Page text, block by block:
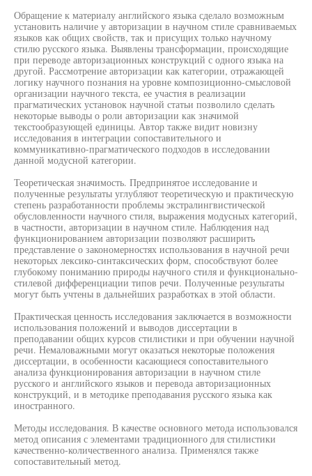
Обращение к материалу английского языка сделало возможным
установить наличие у авторизации в научном стиле сравниваемых
языков как общих свойств, так и присущих только научному
стилю русского языка. Выявлены трансформации, происходящие
при переводе авторизационных конструкций с одного языка на
другой. Рассмотрение авторизации как категории, отражающей
логику научного познания на уровне композиционно-смысловой
организации научного текста, ее участия в реализации
прагматических установок научной статьи позволило сделать
некоторые выводы о роли авторизации как значимой
текстообразующей единицы. Автор также видит новизну
исследования в интеграции сопоставительного и
коммуникативно-прагматического подходов в исследовании
данной модусной категории.
Теоретическая значимость. Предпринятое исследование и
полученные результаты углубляют теоретическую и практическую
степень разработанности проблемы экстралингвистической
обусловленности научного стиля, выражения модусных категорий,
в частности, авторизации в научном стиле. Наблюдения над
функционированием авторизации позволяют расширить
представление о закономерностях использования в научной речи
некоторых лексико-синтаксических форм, способствуют более
глубокому пониманию природы научного стиля и функционально-
стилевой дифференциации типов речи. Полученные результаты
могут быть учтены в дальнейших разработках в этой области.
Практическая ценность исследования заключается в возможности
использования положений и выводов диссертации в
преподавании общих курсов стилистики и при обучении научной
речи. Немаловажными могут оказаться некоторые положения
диссертации, в особенности касающиеся сопоставительного
анализа функционирования авторизации в научном стиле
русского и английского языков и перевода авторизационных
конструкций, и в методике преподавания русского языка как
иностранного.
Методы исследования. В качестве основного метода использовался
метод описания с элементами традиционного для стилистики
качественно-количественного анализа. Применялся также
сопоставительный метод.